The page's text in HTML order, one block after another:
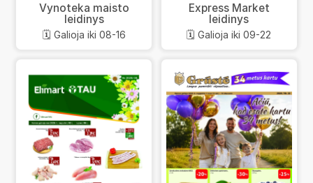
Vynoteka maisto
leidinys
🗓️ Galioja iki 08-16
Express Market
leidinys
🗓️ Galioja iki 09-22